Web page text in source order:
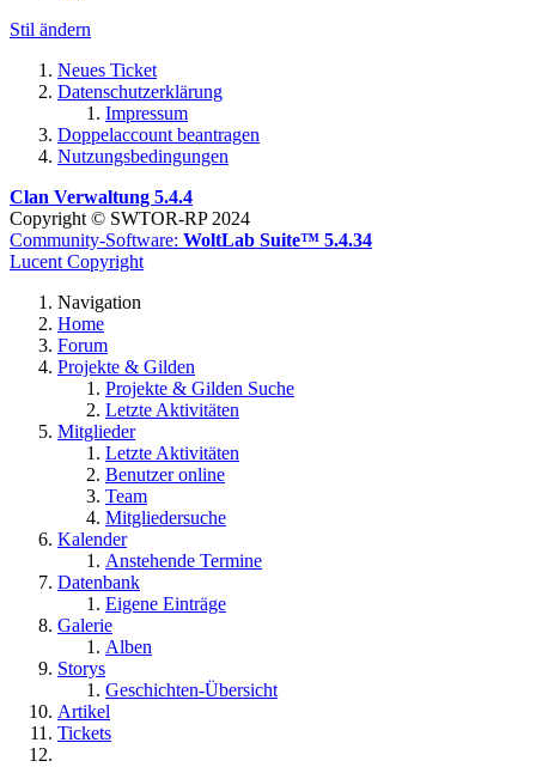
Stil ändern
Neues Ticket
Datenschutzerklärung
Impressum
Doppelaccount beantragen
Nutzungsbedingungen
Clan Verwaltung 5.4.4
Copyright © SWTOR-RP 2024
Community-Software: WoltLab Suite™ 5.4.34
Lucent Copyright
Navigation
Home
Forum
Projekte & Gilden
Projekte & Gilden Suche
Letzte Aktivitäten
Mitglieder
Letzte Aktivitäten
Benutzer online
Team
Mitgliedersuche
Kalender
Anstehende Termine
Datenbank
Eigene Einträge
Galerie
Alben
Storys
Geschichten-Übersicht
Artikel
Tickets